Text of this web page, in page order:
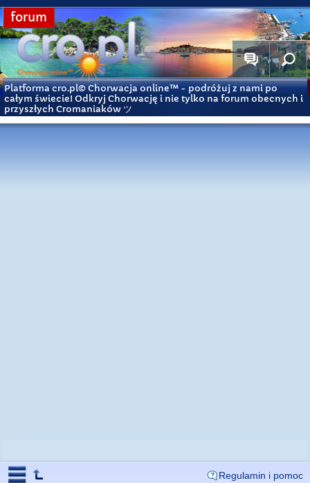
forum
Platforma cro.pl© Chorwacja online™ - podróżuj z nami po
całym świecie! Odkryj Chorwację i nie tylko na forum obecnych i
przyszłych Cromaniaków ツ
Regulamin i pomoc